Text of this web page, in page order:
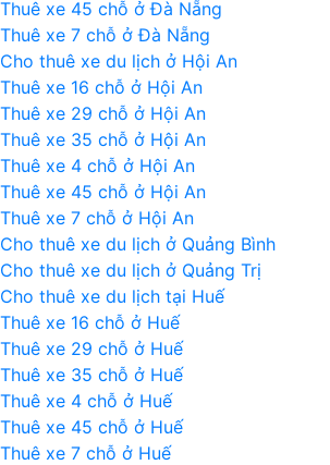
Thuê xe 45 chỗ ở Đà Nẵng
Thuê xe 7 chỗ ở Đà Nẵng
Cho thuê xe du lịch ở Hội An
Thuê xe 16 chỗ ở Hội An
Thuê xe 29 chỗ ở Hội An
Thuê xe 35 chỗ ở Hội An
Thuê xe 4 chỗ ở Hội An
Thuê xe 45 chỗ ở Hội An
Thuê xe 7 chỗ ở Hội An
Cho thuê xe du lịch ở Quảng Bình
Cho thuê xe du lịch ở Quảng Trị
Cho thuê xe du lịch tại Huế
Thuê xe 16 chỗ ở Huế
Thuê xe 29 chỗ ở Huế
Thuê xe 35 chỗ ở Huế
Thuê xe 4 chỗ ở Huế
Thuê xe 45 chỗ ở Huế
Thuê xe 7 chỗ ở Huế